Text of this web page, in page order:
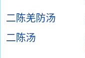
二陈羌防汤
二陈汤